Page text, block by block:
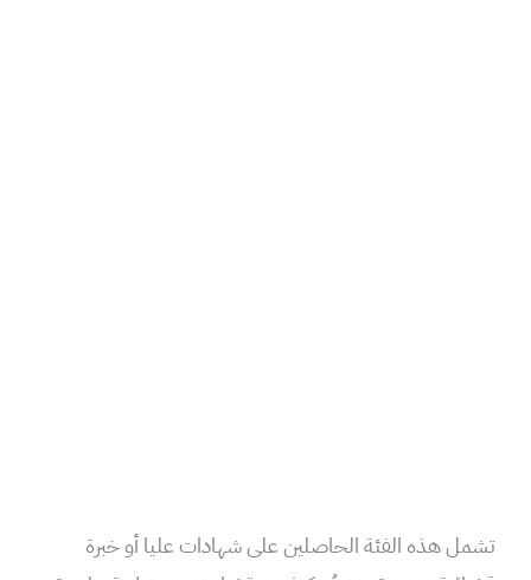
تشمل هذه الفئة الحاصلين على شهادات عليا أو خبرة